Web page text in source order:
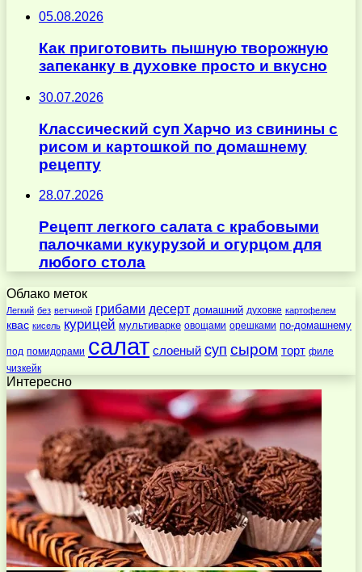
05.08.2026
Как приготовить пышную творожную
запеканку в духовке просто и вкусно
30.07.2026
Классический суп Харчо из свинины с
рисом и картошкой по домашнему
рецепту
28.07.2026
Рецепт легкого салата с крабовыми
палочками кукурузой и огурцом для
любого стола
Облако меток
Легкий без ветчиной грибами десерт домашний духовке картофелем
квас кисель курицей мультиварке овощами орешками по-домашнему
под помидорами салат слоеный суп сыром торт филе
чизкейк
Интересно